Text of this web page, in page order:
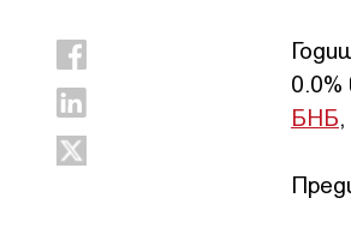
0.0%
БНБ